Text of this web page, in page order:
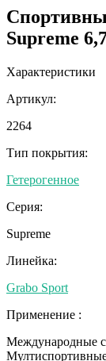
Supreme
Характеристики
Артикул:
2264
Тип покрытия:
Гетерогенное
Серия:
Supreme
Линейка:
Grabo Sport
Применение :
Международные